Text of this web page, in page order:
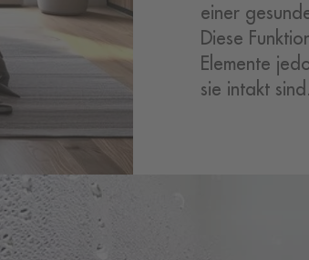
einer
Diese
Elemente
sie intakt sind.